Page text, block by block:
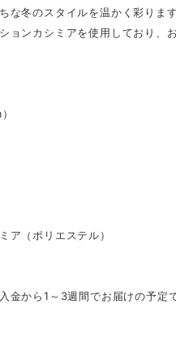
な冬のスタイルを温かく彩り
ョンカシミアを使用しており、
ア（ポリエステル）
金から1～3週間でお届けの予